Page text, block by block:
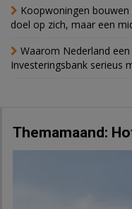
Koopwoningen bouwen
doel op zich, maar een
Waarom Nederland
Investeringsbank serieus
Themamaand: